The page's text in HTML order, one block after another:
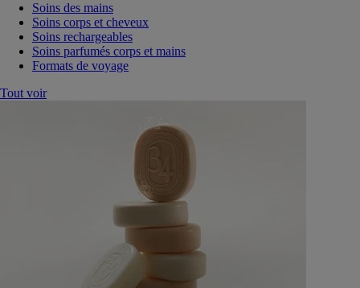
Soins des mains
Soins corps et cheveux
Soins rechargeables
Soins parfumés corps et mains
Formats de voyage
Tout voir